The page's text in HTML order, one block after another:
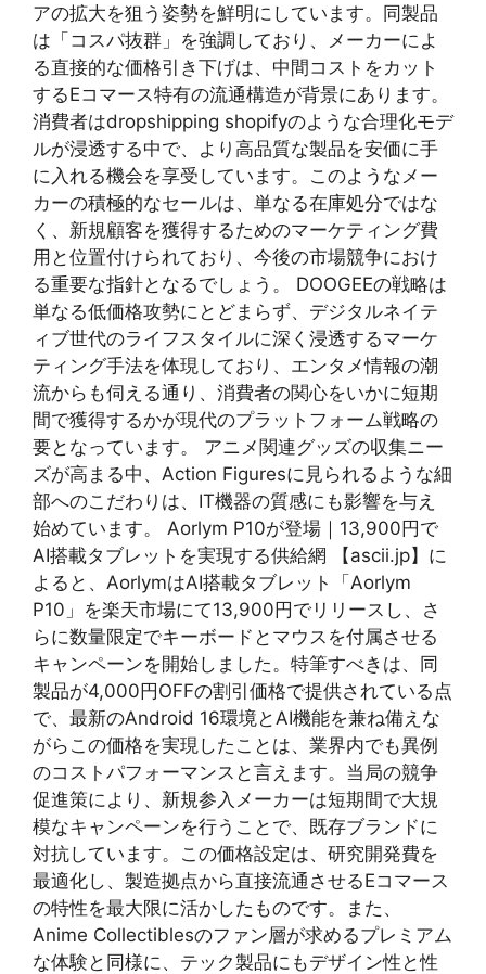
アの拡大を狙う姿勢を鮮明にしています。同製品
は「コスパ抜群」を強調しており、メーカーによ
る直接的な価格引き下げは、中間コストをカット
するEコマース特有の流通構造が背景にあります。
消費者はdropshipping shopifyのような合理化モデ
ルが浸透する中で、より高品質な製品を安価に手
に入れる機会を享受しています。このようなメー
カーの積極的なセールは、単なる在庫処分ではな
く、新規顧客を獲得するためのマーケティング費
用と位置付けられており、今後の市場競争におけ
る重要な指針となるでしょう。 DOOGEEの戦略は
単なる低価格攻勢にとどまらず、デジタルネイテ
ィブ世代のライフスタイルに深く浸透するマーケ
ティング手法を体現しており、エンタメ情報の潮
流からも伺える通り、消費者の関心をいかに短期
間で獲得するかが現代のプラットフォーム戦略の
要となっています。 アニメ関連グッズの収集ニー
ズが高まる中、Action Figuresに見られるような細
部へのこだわりは、IT機器の質感にも影響を与え
始めています。 Aorlym P10が登場｜13,900円で
AI搭載タブレットを実現する供給網 【ascii.jp】に
よると、AorlymはAI搭載タブレット「Aorlym
P10」を楽天市場にて13,900円でリリースし、さ
らに数量限定でキーボードとマウスを付属させる
キャンペーンを開始しました。特筆すべきは、同
製品が4,000円OFFの割引価格で提供されている点
で、最新のAndroid 16環境とAI機能を兼ね備えな
がらこの価格を実現したことは、業界内でも異例
のコストパフォーマンスと言えます。当局の競争
促進策により、新規参入メーカーは短期間で大規
模なキャンペーンを行うことで、既存ブランドに
対抗しています。この価格設定は、研究開発費を
最適化し、製造拠点から直接流通させるEコマース
の特性を最大限に活かしたものです。また、
Anime Collectiblesのファン層が求めるプレミアム
な体験と同様に、テック製品にもデザイン性と性